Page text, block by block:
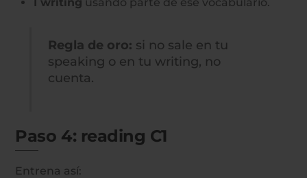
Regla de oro: si no sale en tu
speaking o en tu writing, no
cuenta.
Paso 4: reading C1
Entrena así: